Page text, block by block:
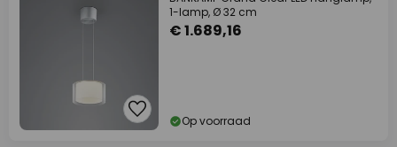
1-lamp, Ø 32 cm
€ 1.689,16
Op voorraad